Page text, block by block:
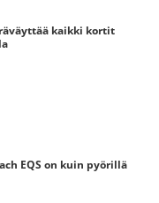
räväyttää kaikki kortit
EQS on kuin pyörillä